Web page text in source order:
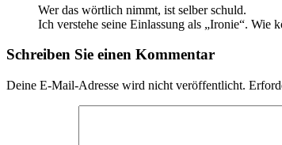
Wer das wörtlich nimmt, ist selber schuld.
Ich verstehe seine Einlassung als „Ironie“. Wie
Schreiben Sie einen Kommentar
Deine E-Mail-Adresse wird nicht veröffentlicht.